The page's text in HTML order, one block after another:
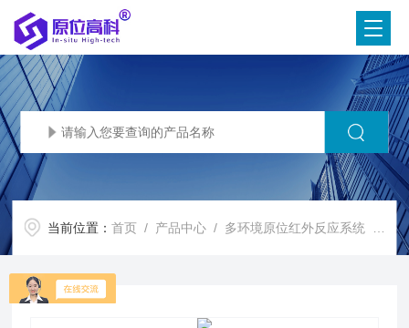
当前位置：首页 / 产品中心 / 多环境原位红外反应系统 原